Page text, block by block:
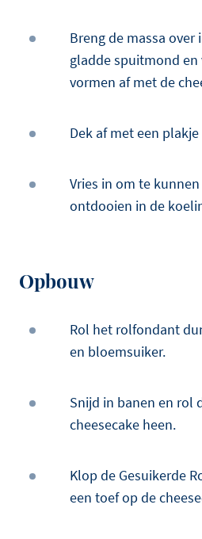
Breng de massa
gladde spuitmond
vormen af met de
Dek af met een
Vries in om te
ontdooien in de
Opbouw
Rol het rolfondant
en bloemsuiker.
Snijd in banen en rol
cheesecake heen.
Klop de Gesuikerde
een toef op de